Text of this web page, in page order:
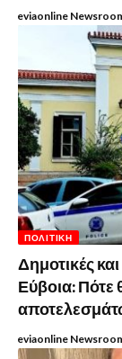
eviaonline
ΠΟΛΙΤΙΚΉ
Δημοτικές
Εύβοια: Πότε
eviaonline